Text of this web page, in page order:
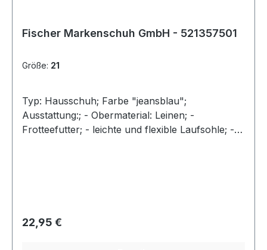
Fischer Markenschuh GmbH - 521357501
Größe: 21
Typ: Hausschuh; Farbe "jeansblau";
Ausstattung:; - Obermaterial: Leinen; -
Frotteefutter; - leichte und flexible Laufsohle; -
Regulärer Preis:
22,95 €